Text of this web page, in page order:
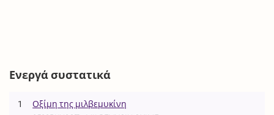
Ενεργά συστατικά
1 Οξίμη της μιλβεμυκίνη